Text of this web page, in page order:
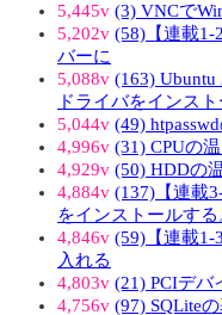
5,445v (3) VNCで
5,202v (58)【連載1-
バーに
5,088v (163)
ドライバをインスト
5,044v (49)
4,996v (31) CPUの
4,929v (50) HDDの
4,884v (137)【連載
をインストールする
4,846v (59)【連載1-
入れる
4,803v (21) PCIデバ
4,756v (97) SQLite